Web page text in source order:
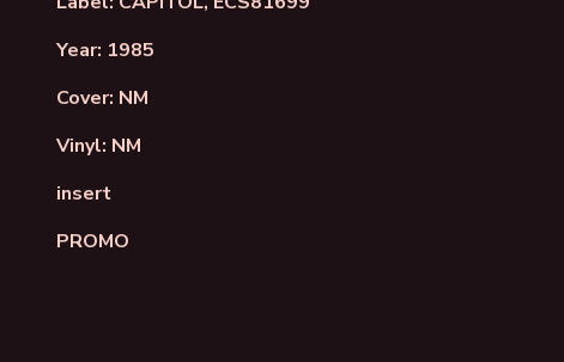
Year: 1985
Cover: NM
Vinyl: NM
insert
PROMO